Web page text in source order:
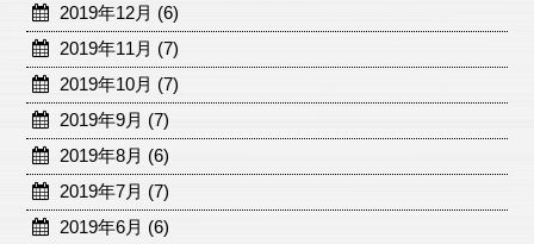
2019年12月 (6)
2019年11月 (7)
2019年10月 (7)
2019年9月 (7)
2019年8月 (6)
2019年7月 (7)
2019年6月 (6)